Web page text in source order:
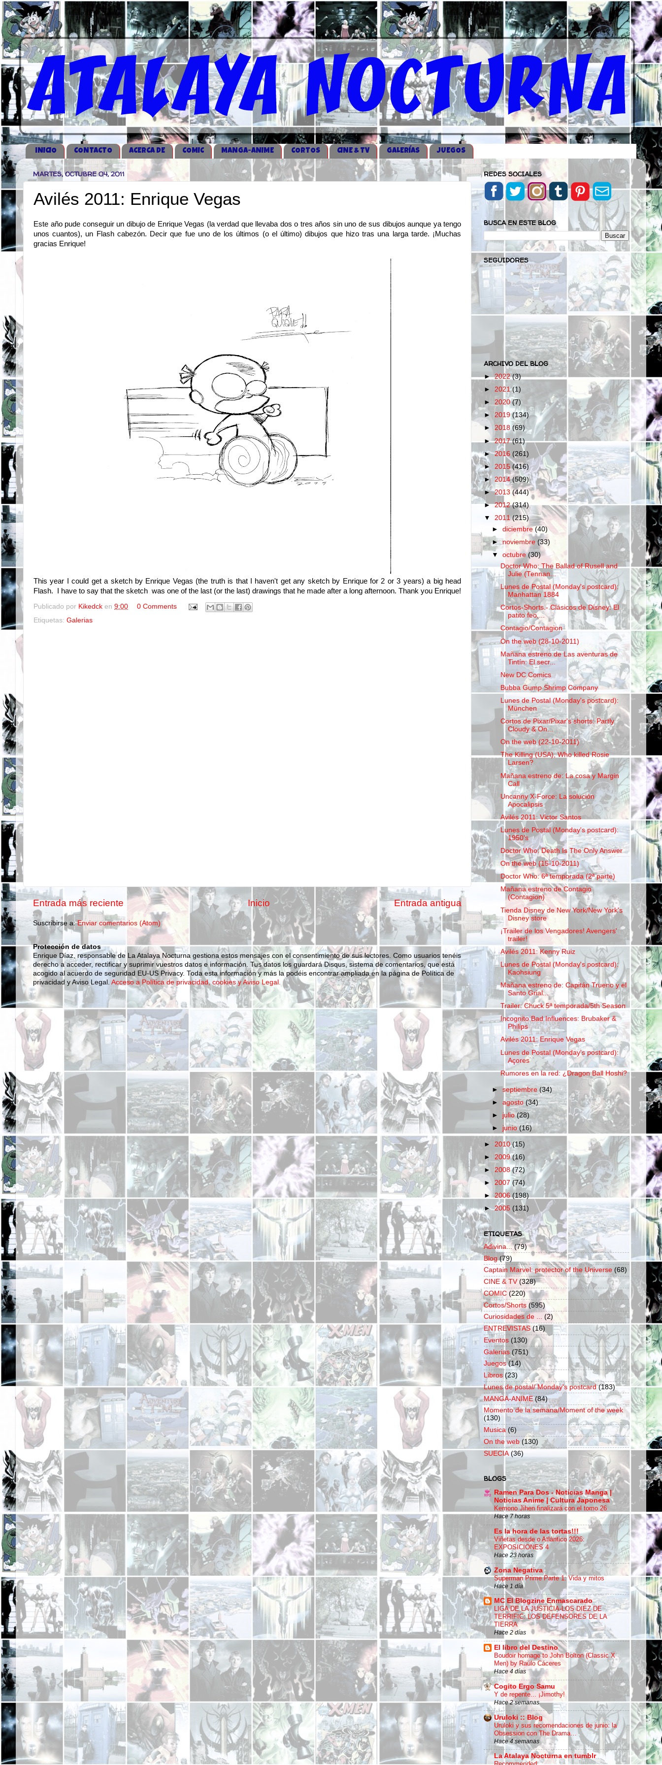
iNICIO CONTACTO ACERCA DE COMIC MANGA-ANIME CORTOS CINE & TV GALERÍAS JUEGOS
MARTES, OCTUBRE 04, 2011
Avilés 2011: Enrique Vegas
Este año pude conseguir un dibujo de Enrique Vegas (la verdad que llevaba dos o tres años sin uno de sus dibujos aunque ya tengo
unos cuantos), un Flash cabezón. Decir que fue uno de los últimos (o el último) dibujos que hizo tras una larga tarde. ¡Muchas
gracias Enrique!
This year I could get a sketch by Enrique Vegas (the truth is that I haven't get any sketch by Enrique for 2 or 3 years) a big head
Flash. I have to say that the sketch was one of the last (or the last) drawings that he made after a long afternoon. Thank you Enrique!
Publicado por Kikedck en 9:00
0 Comments
Etiquetas: Galerias
Entrada más reciente Entrada antigua
Inicio
Suscribirse a:Enviar comentarios (Atom)
Protección de datos
Enrique Díaz, responsable de La Atalaya Nocturna gestiona estos mensajes con el consentimiento de sus lectores. Como usuarios tenéis
derecho a acceder, rectificar y suprimir vuestros datos e información. Tus datos los guardará Disqus, sistema de comentarios, que está
acogido al acuerdo de seguridad EU-US Privacy. Toda esta información y más la podéis encontrar ampliada en la página de Política de
privacidad y Aviso Legal. Acceso a Política de privacidad, cookies y Aviso Legal.
REDES SOCIALES
BUSCA EN ESTE BLOG
SEGUIDORES
ARCHIVO DEL BLOG
►2022(3)
► 2021(1)
► 2020(7)
► 2019(134)
► 2018(69)
►2017(61)
►2016 (261)
► 2015 (416)
► 2014(509)
►2013 (444)
►2012(314)
▼ 2011(215)
►diciembre(40)
►noviembre(33)
▼octubre(30)
Doctor Who: The Ballad of Rusell and
Julie (Tennan...
Lunes de Postal (Monday's postcard):
Manhattan 1884
Cortos-Shorts.- Clásicos de Disney: El
patito feo,...
Contagio/Contagion
On the web (28-10-2011)
Mañana estreno de Las aventuras de
Tintín: El secr...
New DC Comics
Bubba Gump Shrimp Company
Lunes de Postal (Monday's postcard):
München
Cortos de Pixar/Pixar's shorts: Partly
Cloudy & On...
On the web (22-10-2011)
The Killing (USA), Who killed Rosie
Larsen?
Mañana estreno de: La cosa y Margin
Call
Uncanny X-Force: La solución
Apocalipsis
Avilés 2011: Victor Santos
Lunes de Postal (Monday's postcard):
1950's
Doctor Who: Death Is The Only Answer
On the web (15-10-2011)
Doctor Who: 6ª temporada (2ª parte)
Mañana estreno de Contagio
(Contagion)
Tienda Disney de New York/New York's
Disney store
¡Trailer de los Vengadores! Avengers'
trailer!
Avilés 2011: Kenny Ruiz
Lunes de Postal (Monday's postcard):
Kaohsiung
Mañana estreno de: Capitán Trueno y el
Santo Grial...
Trailer: Chuck 5ª temporada/5th Season
Incognito Bad Influences: Brubaker &
Philips
Avilés 2011: Enrique Vegas
Lunes de Postal (Monday's postcard):
Açores
Rumores en la red: ¿Dragon Ball Hoshi?
►septiembre(34)
►agosto(34)
► julio(28)
► junio(16)
► 2010(15)
► 2009(16)
► 2008(72)
► 2007 (74)
►2006(198)
►2005 (131)
ETIQUETAS
Adivina... (79)
Blog (79)
Captain Marvel: protector of the Universe (68)
CINE & TV (328)
COMIC (220)
Cortos/Shorts (595)
Curiosidades de ... (2)
ENTREVISTAS (16)
Eventos (130)
Galerias (751)
Juegos (14)
Libros (23)
Lunes de postal/ Monday's postcard (183)
MANGA-ANIME (84)
Momento de la semana/Moment of the week
(130)
Musica (6)
On the web (130)
SUECIA (36)
BLOGS
Ramen Para Dos - Noticias Manga |
Noticias Anime | Cultura Japonesa
Kemono Jihen finalizará con el tomo 26
Hace 7 horas
Es la hora de las tortas!!!
Viñetas desde o Atlántico 2026:
EXPOSICIONES 4
Hace 23 horas
Zona Negativa
Superman Prime Parte 1: Vida y mitos
Hace 1 día
MC El Blogzine Enmascarado
LIGA DE LA JUSTICIA-LOS DIEZ DE
TERRIFIC: LOS DEFENSORES DE LA
TIERRA
Hace 2 días
El libro del Destino
Boudoir homage to John Bolton (Classic X
Men) by Raúlo Cáceres
Hace 4 días
Cogito Ergo Samu
Y de repente... ¡Jimothy!
Hace 2 semanas
Uruloki :: Blog
Uruloki y sus recomendaciones de junio: la
Obsession con The Drama…
Hace 4 semanas
La Atalaya Nocturna en tumblr